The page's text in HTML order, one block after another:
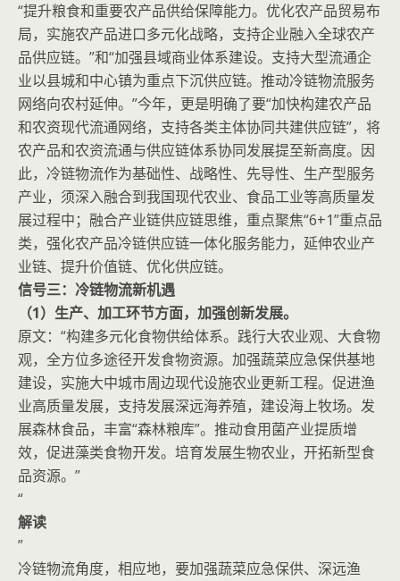
“提升粮食和重要农产品供给保障能力。优化农产品贸易布
局，实施农产品进口多元化战略，支持企业融入全球农产
品供应链。”和“加强县域商业体系建设。支持大型流通企
业以县城和中心镇为重点下沉供应链。推动冷链物流服务
网络向农村延伸。”今年，更是明确了要“加快构建农产品
和农资现代流通网络，支持各类主体协同共建供应链”，将
农产品和农资流通与供应链体系协同发展提至新高度。因
此，冷链物流作为基础性、战略性、先导性、生产型服务
产业，须深入融合到我国现代农业、食品工业等高质量发
展过程中；融合产业链供应链思维，重点聚焦“6+1”重点品
类，强化农产品冷链供应链一体化服务能力，延伸农业产
业链、提升价值链、优化供应链。
信号三：冷链物流新机遇
（1）生产、加工环节方面，加强创新发展。
原文：“构建多元化食物供给体系。践行大农业观、大食物
观，全方位多途径开发食物资源。加强蔬菜应急保供基地
建设，实施大中城市周边现代设施农业更新工程。促进渔
业高质量发展，支持发展深远海养殖，建设海上牧场。发
展森林食品，丰富“森林粮库”。推动食用菌产业提质增
效，促进藻类食物开发。培育发展生物农业，开拓新型食
品资源。”
“
解读
”
冷链物流角度，相应地，要加强蔬菜应急保供、深远渔